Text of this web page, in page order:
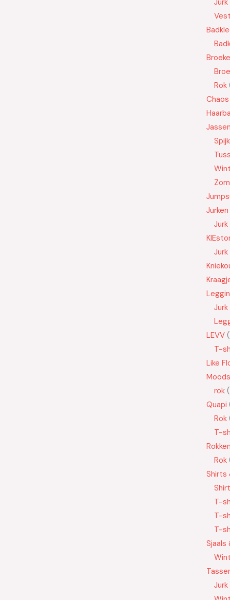
Jurk
Vest
Rok
Jassen
Jurken
Jurk
Jurk
Jurk
LEVV
T-
Like
rok
Quapi
Rok
T-
Rokken
Rok
Shirts
Shirt
T-
T-
T-
Sjaals
Jurk